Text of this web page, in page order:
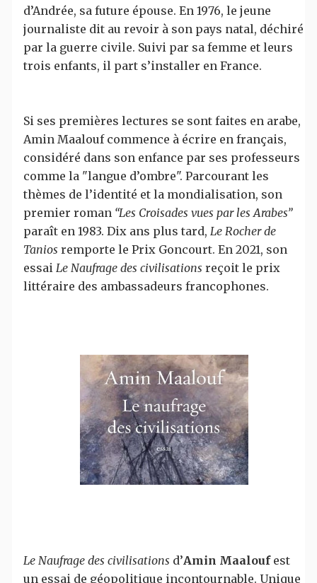
d’Andrée, sa future épouse. En 1976, le jeune
journaliste dit au revoir à son pays natal, déchiré
par la guerre civile. Suivi par sa femme et leurs
trois enfants, il part s’installer en France.
Si ses premières lectures se sont faites en arabe,
Amin Maalouf commence à écrire en français,
considéré dans son enfance par ses professeurs
comme la "langue d’ombre". Parcourant les
thèmes de l’identité et la mondialisation, son
premier roman “Les Croisades vues par les Arabes”
paraît en 1983. Dix ans plus tard, Le Rocher de
Tanios remporte le Prix Goncourt. En 2021, son
essai Le Naufrage des civilisations reçoit le prix
littéraire des ambassadeurs francophones.
Le Naufrage des civilisations d’Amin Maaloufest
un essai de géopolitique incontournable. Unique